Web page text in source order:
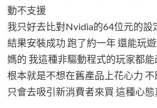
動不支援
我只好去比對Nvidia的64位元的設
結果安裝成功 跑了約一年 還能玩
媽的 我這種非驅動程式的玩家都能
根本就是不想在舊產品上花心力
只會去吸引新消費者來買 這種心態